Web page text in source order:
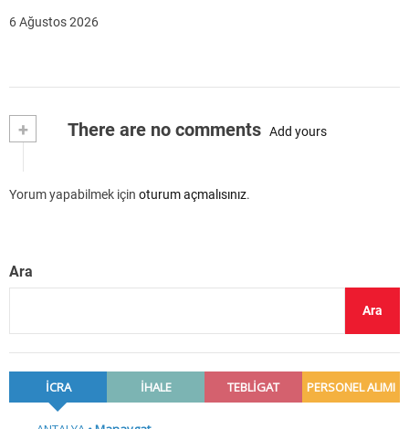
6 Ağustos 2026
+ There are no comments Add yours
Yorum yapabilmek için oturum açmalısınız.
Ara
Ara